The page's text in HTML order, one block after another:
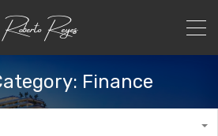
Finance